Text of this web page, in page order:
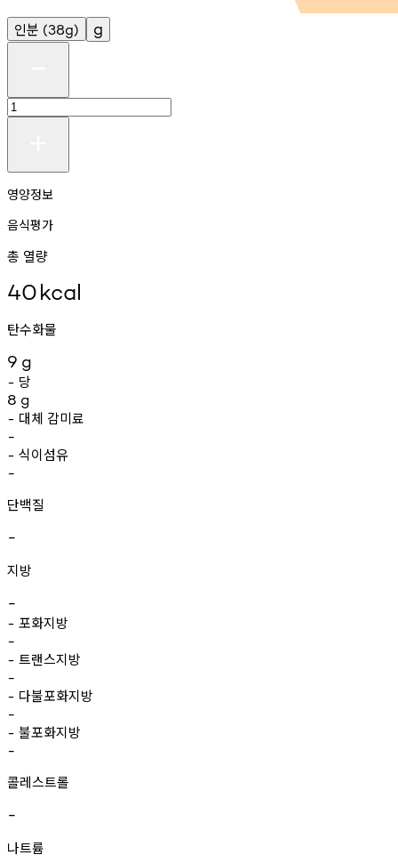
인분 (38g) g
영양정보
음식평가
총 열량
40kcal
탄수화물
9 g
- 당
8 g
- 대체 감미료
-
- 식이섬유
-
단백질
-
지방
-
- 포화지방
-
- 트랜스지방
-
- 다불포화지방
-
- 불포화지방
-
콜레스트롤
-
나트륨